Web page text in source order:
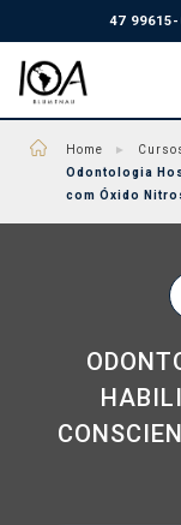
47
Home ►
Odontologia
com Óxido